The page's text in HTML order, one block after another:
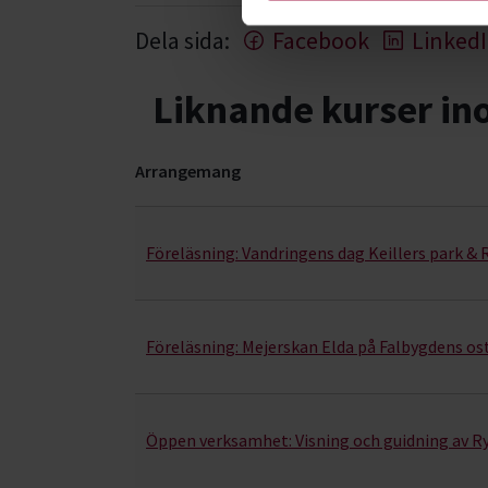
Dela sida: Facebook
Liknande kurser
Arrangemang
Föreläsning: Vandringens dag Keillers park &
Föreläsning: Mejerskan Elda på Falbygdens
Öppen verksamhet: Visning och guidning av